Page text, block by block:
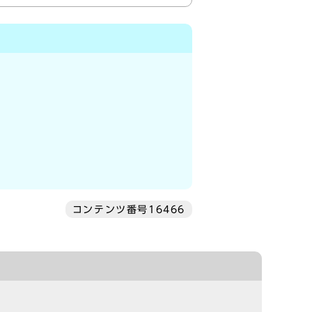
コンテンツ番号16466